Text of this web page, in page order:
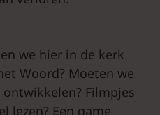
we hier in de kerk
Woord? Moeten we
Filmpjes
lezen? Een game